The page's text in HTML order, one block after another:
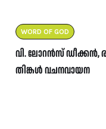
WORD OF GOD
വി. ലോറൻസ് ഡീക്കൻ,
തിങ്കൾ വചനവായന